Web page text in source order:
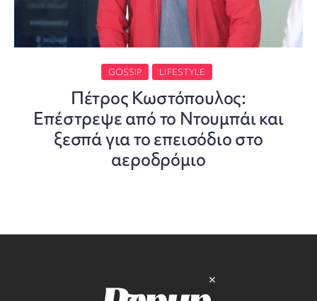
GOSSIP LIFESTYLE
Πέτρος Κωστόπουλος:
Επέστρεψε από το Ντουμπάι και
ξεσπά για το επεισόδιο στο
αεροδρόμιο